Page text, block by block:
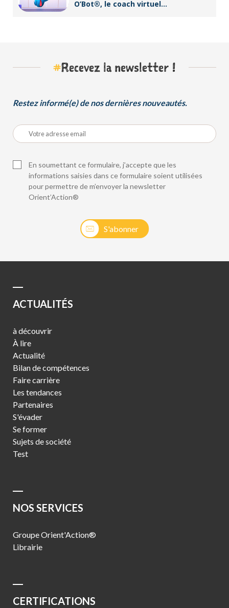
O’Bot®, le coach virtuel
#Recevez la newsletter !
Restez informé(e) de nos dernières nouveautés.
S'abonner
En soumettant ce formulaire, j’accepte que les
informations saisies dans ce formulaire soient utilisées
pour permettre de m’envoyer la newsletter
Orient’Action®
ACTUALITÉS
à découvrir
À lire
Actualité
Bilan de compétences
Faire carrière
Les tendances
Partenaires
S'évader
Se former
Sujets de société
Test
NOS SERVICES
Groupe Orient'Action®
Librairie
CERTIFICATIONS